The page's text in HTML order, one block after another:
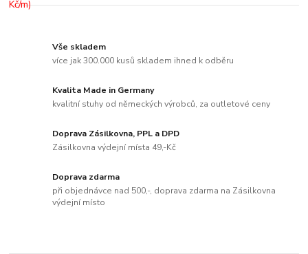
Vše skladem
více jak 300.000 kusů skladem ihned k odběru
Kvalita Made in Germany
kvalitní stuhy od německých výrobců, za outletové ceny
Doprava Zásilkovna, PPL a DPD
Zásilkovna výdejní místa 49,-Kč
Doprava zdarma
při objednávce nad 500,-, doprava zdarma na Zásilkovna
výdejní místo